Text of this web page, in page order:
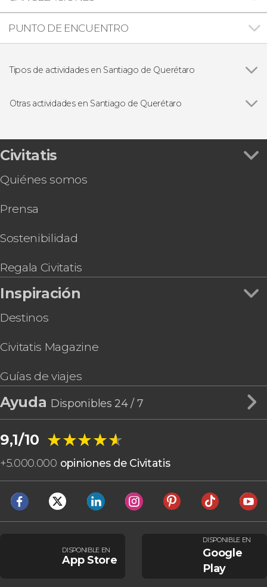
PUNTO DE ENCUENTRO
Tipos de actividades en Santiago de Querétaro
Gastronomía y enoturismo
Otras actividades en Santiago de Querétaro
Descenso de cañones en el Paso de Vaqueros
Los Herrera
Civitatis
Quiénes somos
Prensa
Sostenibilidad
Regala Civitatis
Inspiración
Destinos
Civitatis Magazine
Guías de viajes
Ayuda Disponibles 24 / 7
9,1/10 ★★★★★
★★★★★
+5.000.000 opiniones de Civitatis
DISPONIBLE EN
App Store
DISPONIBLE EN
Google
Play